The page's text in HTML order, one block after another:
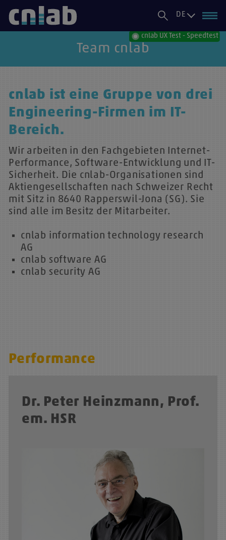
DE
cnlab UX Test - Speedtest
Team cnlab
cnlab ist eine Gruppe von drei
Engineering-Firmen im IT-
Bereich.
Wir arbeiten in den Fachgebieten Internet-
Performance, Software-Entwicklung und IT-
Sicherheit. Die cnlab-Organisationen sind
Aktiengesellschaften nach Schweizer Recht
mit Sitz in 8640 Rapperswil-Jona (SG). Sie
sind alle im Besitz der Mitarbeiter.
cnlab information technology research
AG
cnlab software AG
cnlab security AG
Performance
Dr. Peter Heinzmann, Prof.
em. HSR